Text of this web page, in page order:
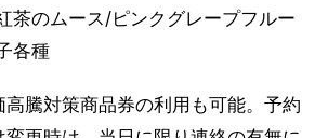
茶のムース/ピンクグレープフルー
各種
騰対策商品券の利用も可能。予約